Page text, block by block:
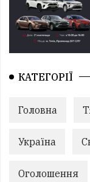
КАТЕГОРІЇ
Головна
Україна
Оголошення